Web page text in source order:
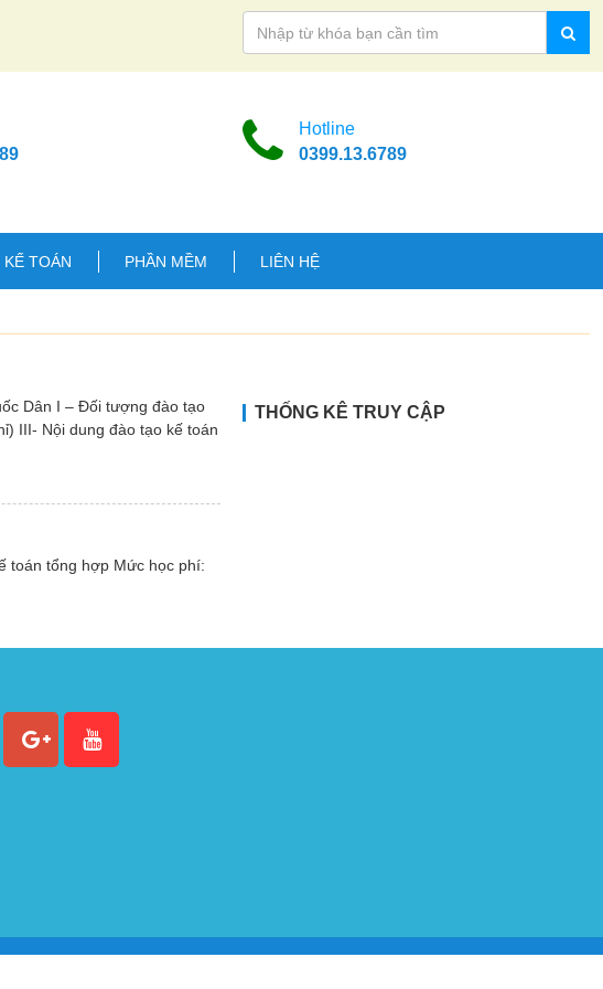
Hotline
0399.13.6789
KẾ TOÁN PHẦN MỀM LIÊN HỆ
Dân I – Đối tượng đào tạo
III- Nội dung đào tạo kế toán
toán tổng hợp Mức học phí:
THỐNG KÊ TRUY CẬP